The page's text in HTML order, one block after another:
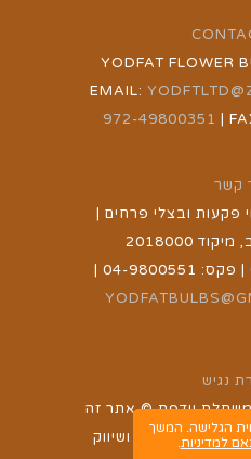
YODFAT FLOWER
EMAIL:
972-49800351 |
קשר
פקעות ובצלי פרחים |
2018000
טלפון: 04-9800351 | פקס: 04-9800551 |
יודפת © אתר זה
- בניית אתרים ושיווק
נגיש
הגלישה. המשך
למדיניות.